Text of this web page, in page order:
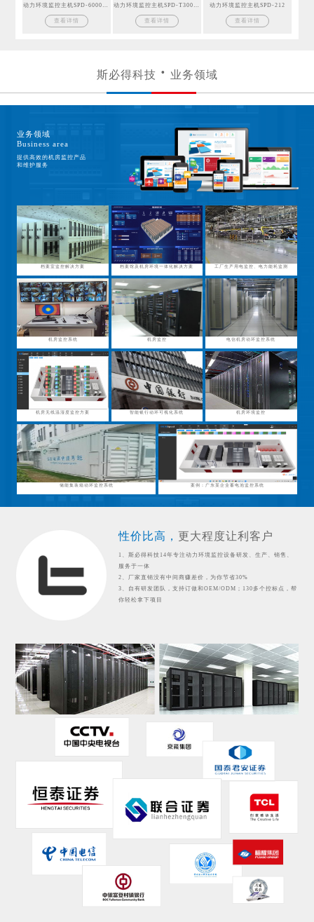
查看详情 查看详情
动力环境监控主机SPD-212
查看详情
斯必得科技 业务领域
业务领域
Business area
提供高效的机房监控产品
和维护服务
档案室监控解决方案 档案馆及机房环境一体化解决方案 工厂生产用电监控、电力能耗监测
机房监控系统 机房监控 电信机房动环监控系统
机房无线温湿度监控方案 智能银行动环可视化系统 机房环境监控
储能集装箱动环监控系统 案例：广东某企业蓄电池监控系统
性价比高， 更大程度让利客户
1、斯必得科技14年专注动力环境监控设备研发、生产、销售、
服务于一体
2、厂家直销没有中间商赚差价，为你节省30%
3、自有研发团队，支持订做和OEM/ODM；130多个控标点，帮
你轻松拿下项目